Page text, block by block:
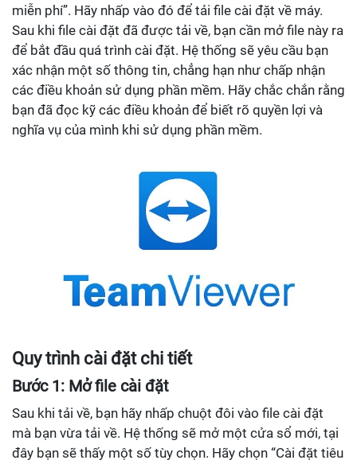
miễn phí”. Hãy nhấp vào đó để tải file cài đặt về máy.
Sau khi file cài đặt đã được tải về, bạn cần mở file này ra
để bắt đầu quá trình cài đặt. Hệ thống sẽ yêu cầu bạn
xác nhận một số thông tin, chẳng hạn như chấp nhận
các điều khoản sử dụng phần mềm. Hãy chắc chắn rằng
bạn đã đọc kỹ các điều khoản để biết rõ quyền lợi và
nghĩa vụ của mình khi sử dụng phần mềm.
Quy trình cài đặt chi tiết
Bước 1: Mở file cài đặt
Sau khi tải về, bạn hãy nhấp chuột đôi vào file cài đặt
mà bạn vừa tải về. Hệ thống sẽ mở một cửa sổ mới, tại
đây bạn sẽ thấy một số tùy chọn. Hãy chọn “Cài đặt tiêu